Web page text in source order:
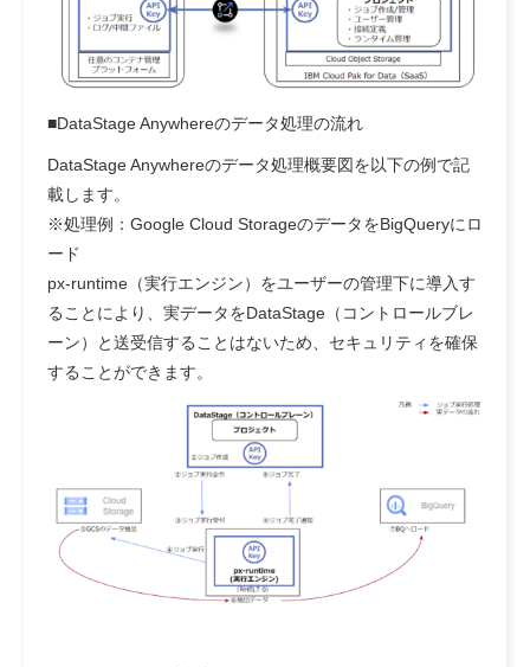
■DataStage Anywhereのデータ処理の流れ
DataStage Anywhereのデータ処理概要図を以下の例で記
載します。
※処理例：Google Cloud StorageのデータをBigQueryにロ
ード
px-runtime（実行エンジン）をユーザーの管理下に導入す
ることにより、実データをDataStage（コントロールブレ
ーン）と送受信することはないため、セキュリティを確保
することができます。